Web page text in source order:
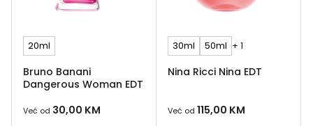
20ml
Bruno Banani
Dangerous Woman EDT
Već od 30,00 KM
30ml 50ml + 1
Nina Ricci Nina EDT
Već od 115,00 KM